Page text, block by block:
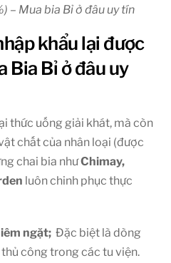
– Mua bia Bỉ ở đâu uy tín
khẩu lại được
Bia Bỉ ở đâu uy
thức uống giải khát, mà còn
chất của nhân loại (được
chai bia nhưChimay,
luôn chinh phục thực
ngặt; Đặc biệt là dòng
công trong các tu viện.